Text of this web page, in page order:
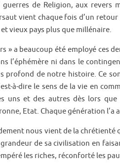
guerres de Religion, aux
vient chaque fois d’un
vieux pays plus que millénaire.
» a beaucoup été employé ces
l’éphémère ni dans le
profond de notre histoire. Ce
à-dire le sens de la vie en
uns et des autres dès lors
Etat. Chaque génération
nous vient de la chrétienté
de sa civilisation en
les riches, réconforté les